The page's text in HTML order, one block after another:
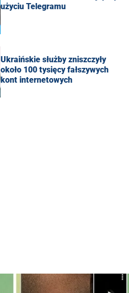
użyciu Telegramu
Ukraińskie służby zniszczyły
około 100 tysięcy fałszywych
kont internetowych